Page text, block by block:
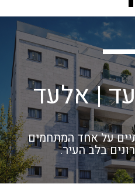
| אלעד
על אחד המתחמים
בלב העיר.